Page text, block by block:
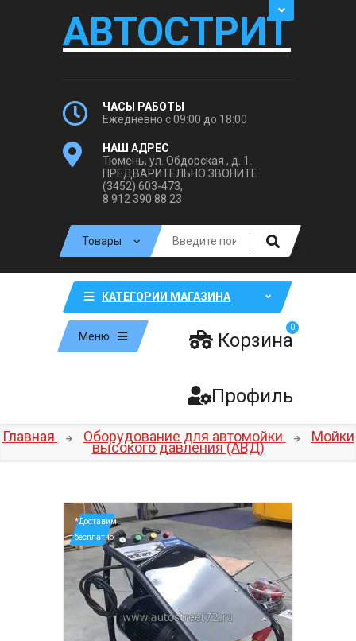
АВТОСТРИТ
ЧАСЫ РАБОТЫ
Ежедневно с 09:00 до 18:00
НАШ АДРЕС
Тюмень, ул. Обдорская , д. 1.
ПРЕДВАРИТЕЛЬНО ЗВОНИТЕ
(3452) 603-473,
8 912 390 88 23
КАТЕГОРИИ МАГАЗИНА
Меню Корзина
0
Профиль
Главная Оборудование для автомойки Мойки
высокого давления (АВД)
*Доставим
бесплатно